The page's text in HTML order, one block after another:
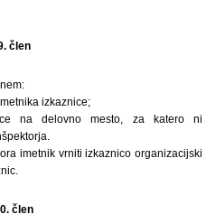
člen
izkaznice;
na delovno mesto, za katero ni
imetnik vrniti izkaznico organizacijski
člen